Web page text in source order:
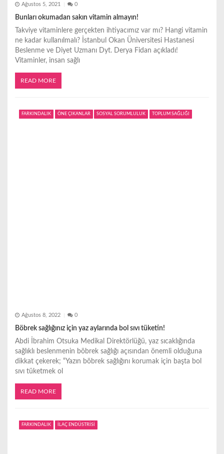
Ağustos 5, 2021 0
Bunları okumadan sakın vitamin almayın!
Takviye vitaminlere gerçekten ihtiyacımız var mı? Hangi vitamin
ne kadar kullanılmalı? İstanbul Okan Üniversitesi Hastanesi
Beslenme ve Diyet Uzmanı Dyt. Derya Fidan açıkladı!
Vitaminler, insan sağlı
READ MORE
FARKINDALIK ÖNE ÇIKANLAR SOSYAL SORUMLULUK TOPLUM SAĞLIĞI
Ağustos 8, 2022 0
Böbrek sağlığınız için yaz aylarında bol sıvı tüketin!
Abdi İbrahim Otsuka Medikal Direktörlüğü, yaz sıcaklığında
sağlıklı beslenmenin böbrek sağlığı açısından önemli olduğuna
dikkat çekerek; “Yazın böbrek sağlığını korumak için başta bol
sıvı tüketmek ol
READ MORE
FARKINDALIK İLAÇ ENDÜSTRİSİ